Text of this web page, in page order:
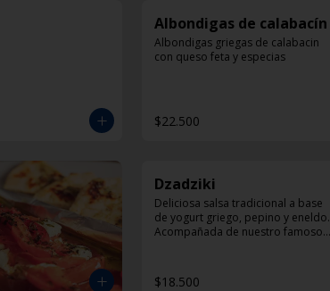
Albondigas de calabacín
Albondigas griegas de calabacin
con queso feta y especias
$22.500
Dzadziki
Deliciosa salsa tradicional a base
de yogurt griego, pepino y eneldo.
Acompañada de nuestro famoso
$18.500